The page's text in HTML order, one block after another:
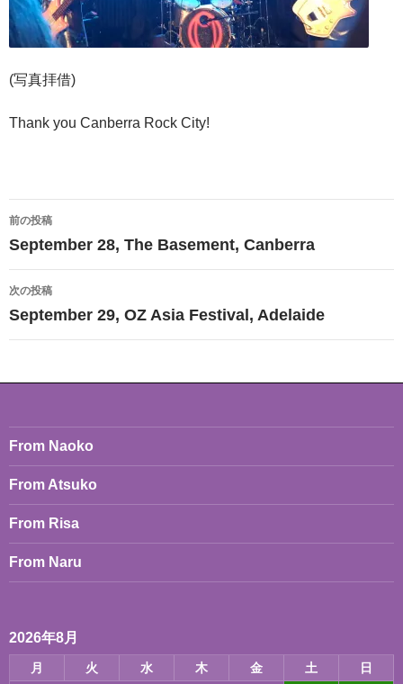
(写真拝借)
Thank you Canberra Rock City!
投
稿
ナ
ビ
ゲ
ョ
ン
前の投稿
September 28, The Basement, Canberra
次の投稿
September 29, OZ Asia Festival, Adelaide
From Naoko
From Atsuko
From Risa
From Naru
2026年8月
月 火 水 木 金 土
日